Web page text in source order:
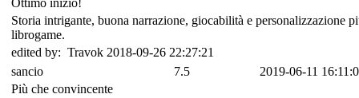
Storia intrigante, buona narrazione, giocabilità e personalizzazione
librogame.
edited by: Travok 2018-09-26 22:27:21
sancio
7.5
2019-06-11
Più che convincente